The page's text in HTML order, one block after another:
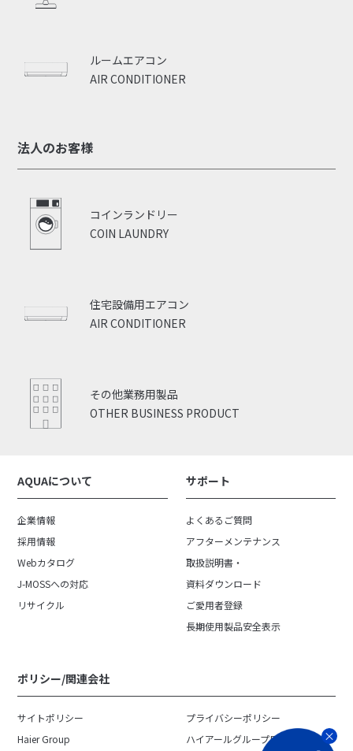
AIR CONDITIONER
ルームエアコン
法人のお客様
COIN LAUNDRY
コインランドリー
AIR CONDITIONER
住宅設備用エアコン
OTHER BUSINESS PRODUCT
その他業務用製品
AQUAについて
企業情報
採用情報
Webカタログ
J-MOSSへの対応
リサイクル
サポート
よくあるご質問
アフターメンテナンス
取扱説明書・
資料ダウンロード
ご愛用者登録
長期使用製品安全表示
ポリシー/関連会社
サイトポリシー
プライバシーポリシー
Haier Group
ハイアールグループ日本地域